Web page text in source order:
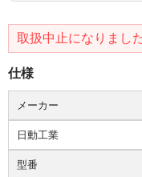
取扱中止になりまし
仕様
メーカー
日動工業
型番